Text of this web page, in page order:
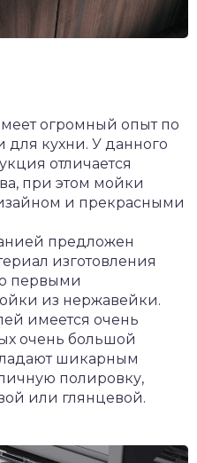
огромный опыт по
для кухни. У данного
отличается
при этом мойки
и прекрасными
предложен
изготовления
первыми
из нержавейки.
имеется очень
очень большой
шикарным
полировку,
или глянцевой.